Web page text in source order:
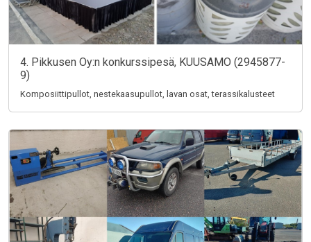
4. Pikkusen Oy:n konkurssipesä, KUUSAMO (2945877-
9)
Komposiittipullot, nestekaasupullot, lavan osat, terassikalusteet